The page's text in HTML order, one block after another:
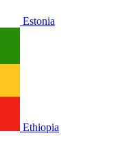
Estonia
Ethiopia